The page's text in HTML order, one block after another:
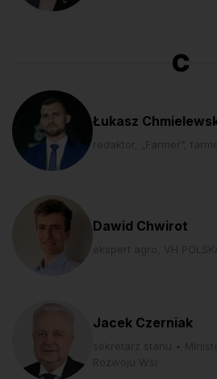
C
Łukasz
redaktor, „Farmer”,
Dawid Chwirot
ekspert agro, VH
Jacek Czerniak
sekretarz stanu •
Rozwoju Wsi